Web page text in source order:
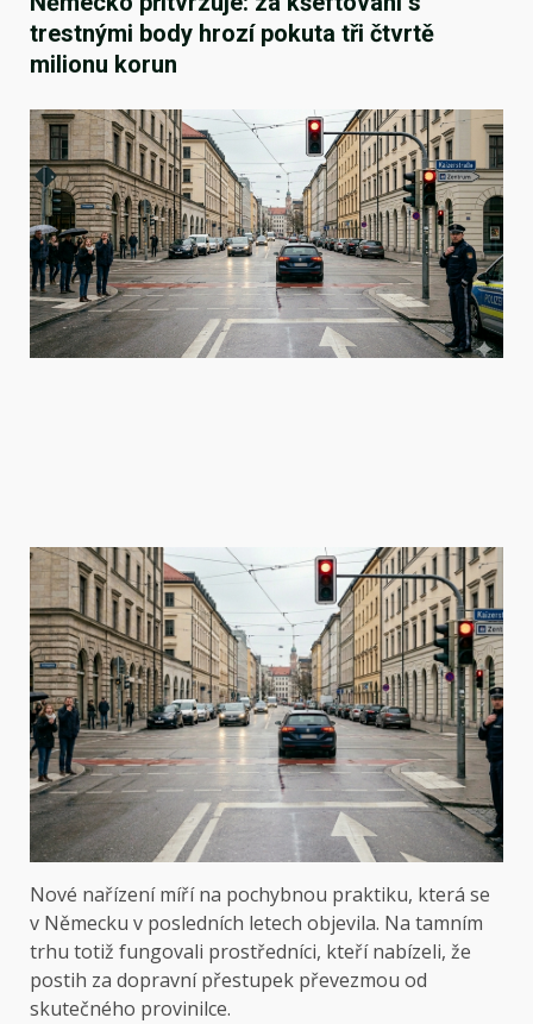
trestnými body hrozí pokuta tři čtvrtě
milionu korun
Nové nařízení míří na pochybnou praktiku, která se
v Německu v posledních letech objevila. Na tamním
trhu totiž fungovali prostředníci, kteří nabízeli, že
postih za dopravní přestupek převezmou od
skutečného provinilce.